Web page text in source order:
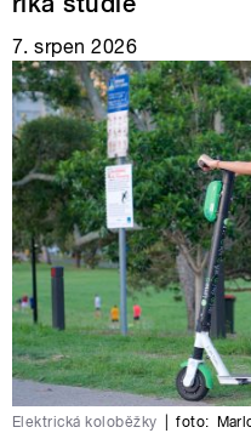
7. srpen 2026
Elektrická koloběžky foto: